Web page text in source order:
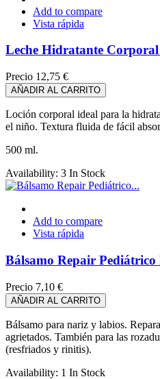
Add to compare
Vista rápida
Leche Hidratante
Precio 12,75 €
AÑADIR AL CARRITO
Loción corporal ideal para la
el niño. Textura fluida de fácil
500 ml.
Availability: 3 In Stock
Add to compare
Vista rápida
Bálsamo Repair
Precio 7,10 €
AÑADIR AL CARRITO
Bálsamo para nariz y labios.
agrietados. También para las
(resfriados y rinitis).
Availability: 1 In Stock